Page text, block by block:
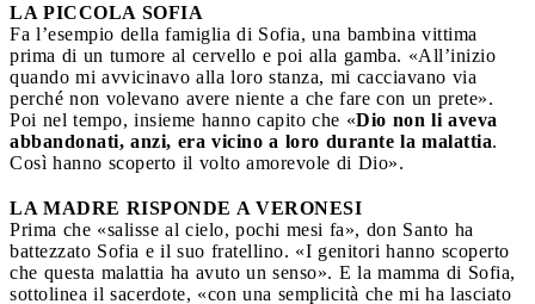
LA PICCOLA SOFIA
Fa l’esempio della famiglia di Sofia, una bambina vittima
prima di un tumore al cervello e poi alla gamba. «All’inizio
quando mi avvicinavo alla loro stanza, mi cacciavano via
perché non volevano avere niente a che fare con un prete».
Poi nel tempo, insieme hanno capito che «Dio non li aveva
abbandonati, anzi, era vicino a loro durante la malattia.
Così hanno scoperto il volto amorevole di Dio».
LA MADRE RISPONDE A VERONESI
Prima che «salisse al cielo, pochi mesi fa», don Santo ha
battezzato Sofia e il suo fratellino. «I genitori hanno scoperto
che questa malattia ha avuto un senso». E la mamma di Sofia,
sottolinea il sacerdote, «con una semplicità che mi ha lasciato